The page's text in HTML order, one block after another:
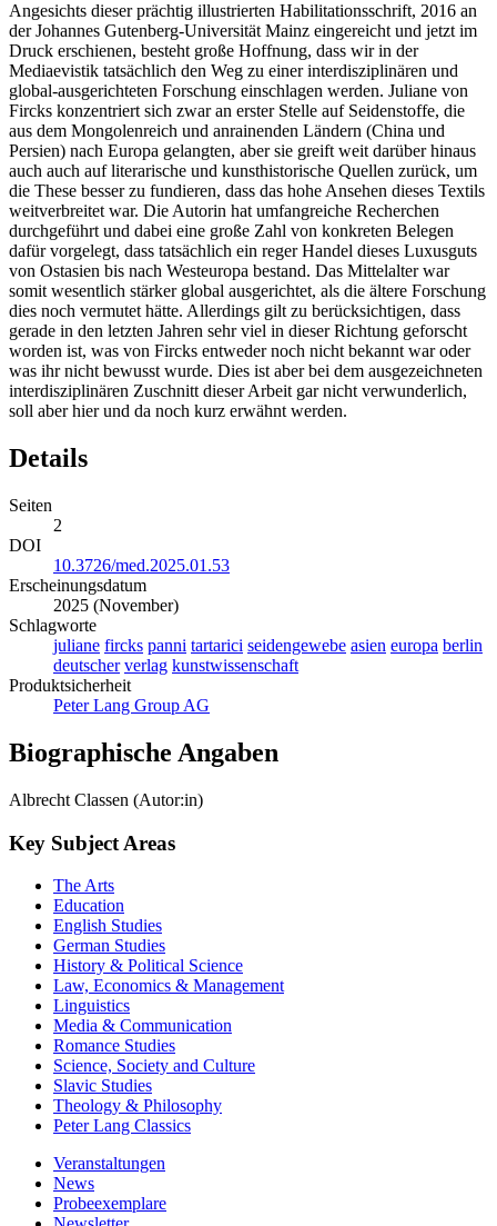
Angesichts dieser prächtig illustrierten Habilitationsschrift, 2016 an
der Johannes Gutenberg-Universität Mainz eingereicht und jetzt im
Druck erschienen, besteht große Hoffnung, dass wir in der
Mediaevistik tatsächlich den Weg zu einer interdisziplinären und
global-ausgerichteten Forschung einschlagen werden. Juliane von
Fircks konzentriert sich zwar an erster Stelle auf Seidenstoffe, die
aus dem Mongolenreich und anrainenden Ländern (China und
Persien) nach Europa gelangten, aber sie greift weit darüber hinaus
auch auch auf literarische und kunsthistorische Quellen zurück, um
die These besser zu fundieren, dass das hohe Ansehen dieses Textils
weitverbreitet war. Die Autorin hat umfangreiche Recherchen
durchgeführt und dabei eine große Zahl von konkreten Belegen
dafür vorgelegt, dass tatsächlich ein reger Handel dieses Luxusguts
von Ostasien bis nach Westeuropa bestand. Das Mittelalter war
somit wesentlich stärker global ausgerichtet, als die ältere Forschung
dies noch vermutet hätte. Allerdings gilt zu berücksichtigen, dass
gerade in den letzten Jahren sehr viel in dieser Richtung geforscht
worden ist, was von Fircks entweder noch nicht bekannt war oder
was ihr nicht bewusst wurde. Dies ist aber bei dem ausgezeichneten
interdisziplinären Zuschnitt dieser Arbeit gar nicht verwunderlich,
soll aber hier und da noch kurz erwähnt werden.
Details
Seiten
2
DOI
10.3726/med.2025.01.53
Erscheinungsdatum
2025 (November)
Schlagworte
juliane fircks panni tartarici seidengewebe asien europa berlin
deutscher verlag kunstwissenschaft
Produktsicherheit
Peter Lang Group AG
Biographische Angaben
Albrecht Classen (Autor:in)
Key Subject Areas
The Arts
Education
English Studies
German Studies
History & Political Science
Law, Economics & Management
Linguistics
Media & Communication
Romance Studies
Science, Society and Culture
Slavic Studies
Theology & Philosophy
Peter Lang Classics
Veranstaltungen
News
Probeexemplare